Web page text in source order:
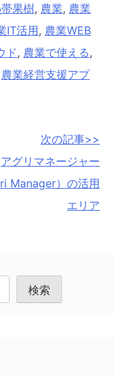
果樹, 農業, 農業
IT活用, 農業WEB
ド, 農業で使える,
農業経営支援アプ
次の記事>>
アグリマネージャー
Manager）の活用
エリア
検索